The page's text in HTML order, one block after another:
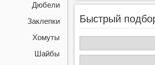
Дюбели
Заклепки
Хомуты
Шайбы
Быстрый